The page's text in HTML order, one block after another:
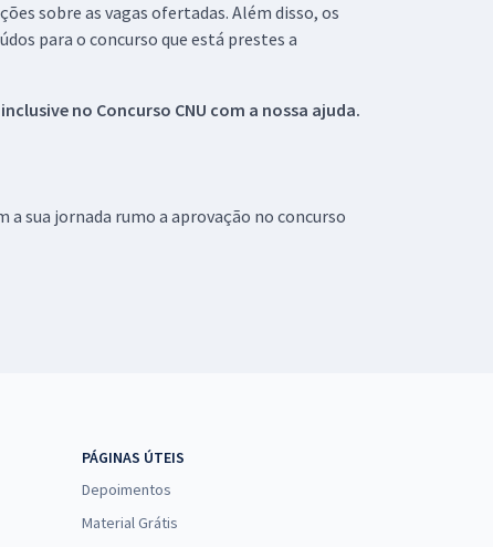
sobre as vagas ofertadas. Além disso, os
para o concurso que está prestes a
no Concurso CNU com a nossa ajuda.
a sua jornada rumo a aprovação no concurso
PÁGINAS ÚTEIS
Depoimentos
Material Grátis